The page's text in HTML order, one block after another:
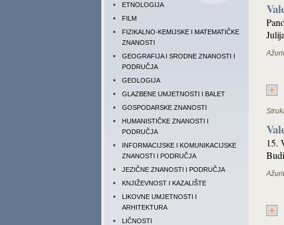
ETNOLOGIJA
FILM
FIZIKALNO-KEMIJSKE I MATEMATIČKE
ZNANOSTI
GEOGRAFIJA I SRODNE ZNANOSTI I
PODRUČJA
GEOLOGIJA
GLAZBENE UMJETNOSTI I BALET
GOSPODARSKE ZNANOSTI
HUMANISTIČKE ZNANOSTI I
PODRUČJA
INFORMACIJSKE I KOMUNIKACIJSKE
ZNANOSTI I PODRUČJA
JEZIČNE ZNANOSTI I PODRUČJA
KNJIŽEVNOST I KAZALIŠTE
LIKOVNE UMJETNOSTI I
ARHITEKTURA
LIČNOSTI
15.